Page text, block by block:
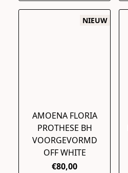
NIEUW
AMOENA FLORIA
PROTHESE BH
VOORGEVORMD
OFF WHITE
€80,00